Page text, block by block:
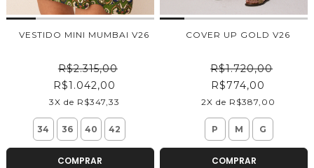
VESTIDO MINI MUMBAI V26
R$2.315,00
R$1.042,00
3X de R$347,33
34 36 40 42
COMPRAR
COVER UP GOLD V26
R$1.720,00
R$774,00
2X de R$387,00
P M G
COMPRAR